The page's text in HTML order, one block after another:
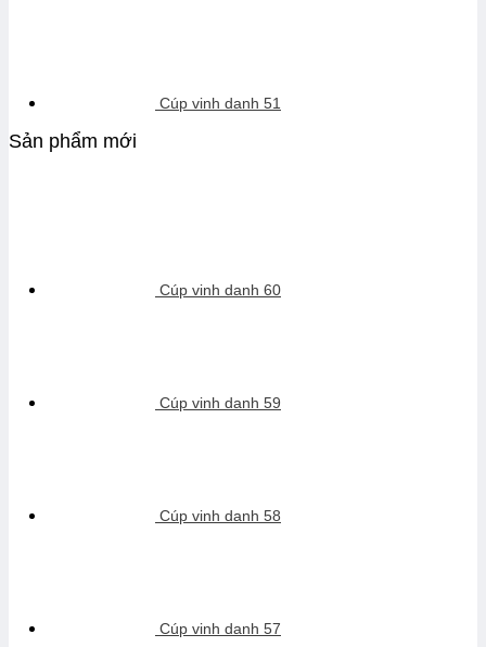
Cúp vinh danh 51
Sản phẩm mới
Cúp vinh danh 60
Cúp vinh danh 59
Cúp vinh danh 58
Cúp vinh danh 57